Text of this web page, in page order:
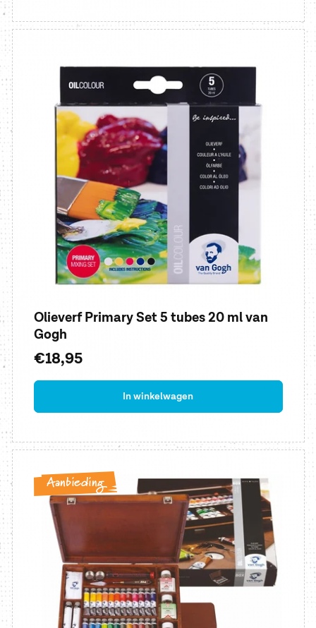
Olieverf Primary Set 5 tubes 20 ml van
Gogh
Normale
prijs
€18,95
In winkelwagen
Aanbieding